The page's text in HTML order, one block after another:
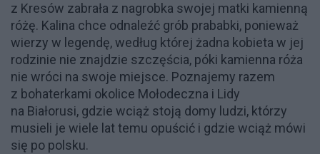
z Kresów zabrała z nagrobka swojej matki kamienną
różę. Kalina chce odnaleźć grób prababki, ponieważ
wierzy w legendę, według której żadna kobieta w jej
rodzinie nie znajdzie szczęścia, póki kamienna róża
nie wróci na swoje miejsce. Poznajemy razem
z bohaterkami okolice Mołodeczna i Lidy
na Białorusi, gdzie wciąż stoją domy ludzi, którzy
musieli je wiele lat temu opuścić i gdzie wciąż mówi
się po polsku.